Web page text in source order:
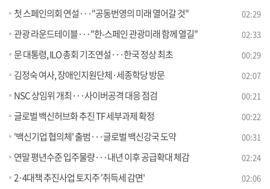
첫 스페인의회 연설···"공동번영의 미래 열어갈 것" 02:29
관광 라운드테이블···"한-스페인 관광미래 함께 열길" 02:33
문 대통령, ILO 총회 기조연설···한국 정상 최초 00:29
김정숙 여사, 장애인지원단체·세종학당 방문 02:07
NSC 상임위 개최···사이버공격 대응 점검 00:21
글로벌 백신허브화 추진 TF 세부과제 확정 00:22
'백신기업 협의체' 출범···글로벌 백신강국 도약 00:31
연말 평년수준 입주물량···내년 이후 공급확대 체감 02:24
2·4대책 추진사업 토지주 '취득세 감면' 02:06